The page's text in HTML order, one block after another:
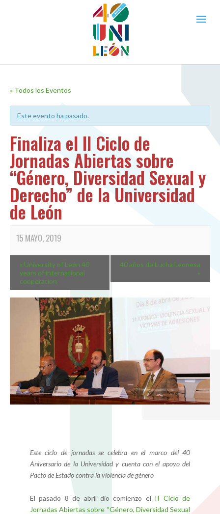
« Todos los Eventos
Este evento ha pasado.
Finaliza el II Ciclo de
Jornadas Abiertas sobre
“Género, Diversidad Sexual y
Derecho” de la Universidad
de León
15 MAYO, 2019
« University of León 40
years of international
cooperation
40 años de Lucha Leonesa
»
Este ciclo de jornadas se celebra en el marco del 40
Aniversario de la Universidad y cuenta con el apoyo del
Pacto de Estado contra la violencia de género
El pasado 8 de abril dio comienzo el II Ciclo de
Jornadas Abiertas sobre “Género, Diversidad Sexual